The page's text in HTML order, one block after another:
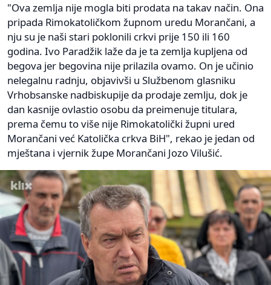
"Ova zemlja nije mogla biti prodata na takav način. Ona
pripada Rimokatoličkom župnom uredu Morančani, a
nju su je naši stari poklonili crkvi prije 150 ili 160
godina. Ivo Paradžik laže da je ta zemlja kupljena od
begova jer begovina nije prilazila ovamo. On je učinio
nelegalnu radnju, objavivši u Službenom glasniku
Vrhobsanske nadbiskupije da prodaje zemlju, dok je
dan kasnije ovlastio osobu da preimenuje titulara,
prema čemu to više nije Rimokatolički župni ured
Morančani već Katolička crkva BiH", rekao je jedan od
mještana i vjernik župe Morančani Jozo Vilušić.